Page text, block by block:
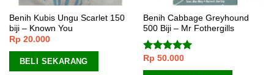
Benih Kubis Ungu Scarlet 150
biji – Known You
Rp 20.000
BELI SEKARANG
Benih Cabbage Greyhound
500 Biji – Mr Fothergills
Dinilai5.00
dari 5
Rp 50.000